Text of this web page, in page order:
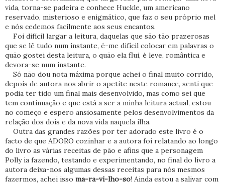
vida, torna-se padeira e conhece Huckle, um americano
reservado, misterioso e enigmático, que faz o seu próprio mel
e nós cedemos facilmente aos seus encantos.
Foi difícil largar a leitura, daquelas que são tão prazerosas
que se lê tudo num instante, é-me difícil colocar em palavras o
quão gostei desta leitura, o quão ela flui, é leve, romântica e
devora-se num instante.
Só não dou nota máxima porque achei o final muito corrido,
depois de autora nos abrir o apetite neste romance, senti que
podia ter tido um final mais desenvolvido, mas como sei que
tem continuação e que está a ser a minha leitura actual, estou
no começo e espero ansiosamente pelos desenvolvimentos da
relação dos dois e da nova vida naquela ilha.
Outra das grandes razões por ter adorado este livro é o
facto de que ADORO cozinhar e a autora foi relatando ao longo
do livro as várias receitas de pão e afins que a personagem
Polly ia fazendo, testando e experimentando, no final do livro a
autora deixa-nos algumas dessas receitas para nós mesmos
fazermos, achei isso ma-ra-vi-lho-so! Ainda estou a salivar com